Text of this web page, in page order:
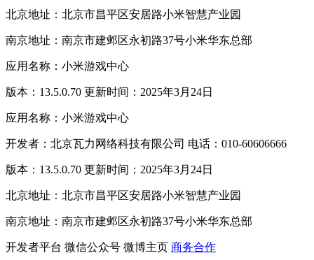
北京地址：北京市昌平区安居路小米智慧产业园
南京地址：南京市建邺区永初路37号小米华东总部
应用名称：小米游戏中心
版本：13.5.0.70 更新时间：2025年3月24日
应用名称：小米游戏中心
开发者：北京瓦力网络科技有限公司 电话：010-60606666
版本：13.5.0.70 更新时间：2025年3月24日
北京地址：北京市昌平区安居路小米智慧产业园
南京地址：南京市建邺区永初路37号小米华东总部
开发者平台 微信公众号 微博主页 商务合作